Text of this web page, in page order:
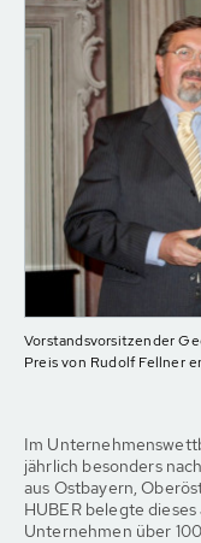
Vorstandsvorsitzender
Preis von Rudolf Fellner
Im
jährlich besonders
aus Ostbayern,
HUBER belegte
Unternehmen über